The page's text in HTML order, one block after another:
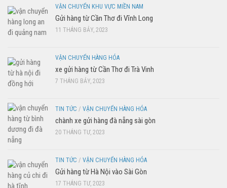
VẬN CHUYỂN KHU VỰC MIỀN NAM
Gửi hàng từ Cần Thơ đi Vĩnh Long
11 THÁNG BẢY, 2023
VẬN CHUYỂN HÀNG HÓA
xe gửi hàng từ Cần Thơ đi Trà Vinh
7 THÁNG BẢY, 2023
TIN TỨC / VẬN CHUYỂN HÀNG HÓA
chành xe gửi hàng đà nẵng sài gòn
20 THÁNG TƯ, 2023
TIN TỨC / VẬN CHUYỂN HÀNG HÓA
Gửi hàng từ Hà Nội vào Sài Gòn
17 THÁNG TƯ, 2023